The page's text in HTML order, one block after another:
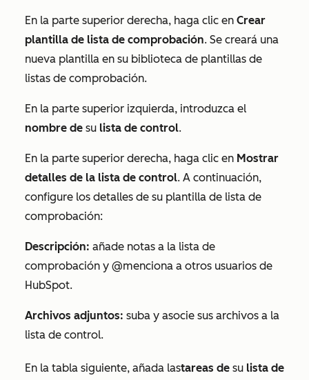
En la parte superior derecha, haga clic en Crear
plantilla de lista de comprobación. Se creará una
nueva plantilla en su biblioteca de plantillas de
listas de comprobación.
En la parte superior izquierda, introduzca el
nombre de su lista de control.
En la parte superior derecha, haga clic en Mostrar
detalles de la lista de control. A continuación,
configure los detalles de su plantilla de lista de
comprobación:
Descripción: añade notas a la lista de
comprobación y @menciona a otros usuarios de
HubSpot.
Archivos adjuntos: suba y asocie sus archivos a la
lista de control.
En la tabla siguiente, añada lastareas de su lista de